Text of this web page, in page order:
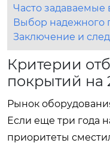
Часто задаваемые
Выбор надежного
Заключение и
Критерии
покрытий на
Рынок
Если еще три года
приоритеты